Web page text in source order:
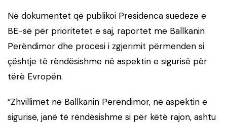
Në dokumentet që publikoi Presidenca suedeze e
BE-së për prioritetet e saj, raportet me Ballkanin
Perëndimor dhe procesi i zgjerimit përmenden si
çështje të rëndësishme në aspektin e sigurisë për
tërë Evropën.
“Zhvillimet në Ballkanin Perëndimor, në aspektin e
sigurisë, janë të rëndësishme si për këtë rajon, ashtu